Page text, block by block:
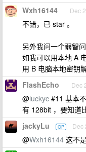
Wxh16144 Dec
不错，已 star 。
另外我问一个弱智
如我可以用本地 A
用 B 电脑本地密钥
FlashEcho Dec
@luckyc #11 基本
有 128bit ，要知道
jackyLu OP Dec
@Wxh16144 这不